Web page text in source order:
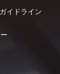
イドライン